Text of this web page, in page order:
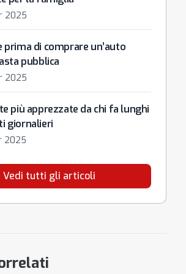
2025
prima di comprare un’auto
pubblica
2025
più apprezzate da chi fa lunghi
giornalieri
2025
Vedi tutti gli articoli